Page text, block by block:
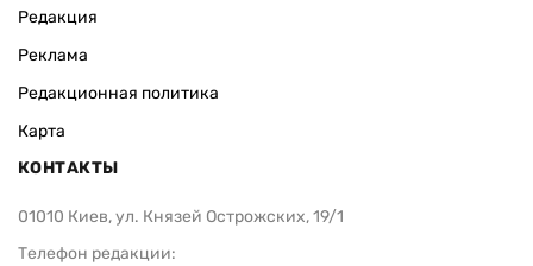
Редакция
Реклама
Редакционная политика
Карта
КОНТАКТЫ
01010 Киев, ул. Князей Острожских, 19/1
Телефон редакции: